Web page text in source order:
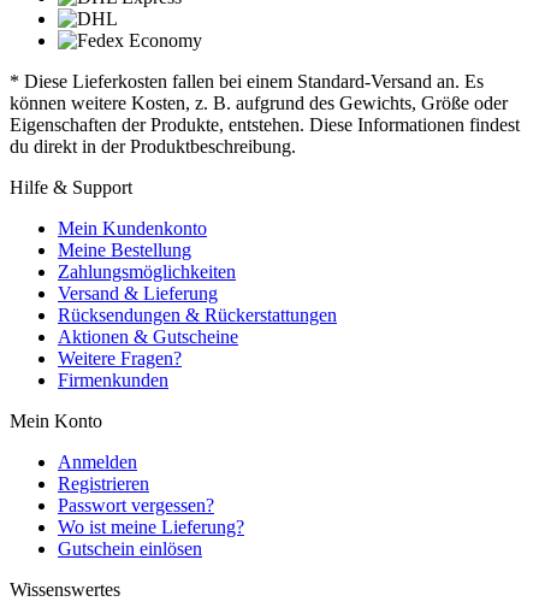
* Diese Lieferkosten fallen bei einem Standard-Versand an. Es
können weitere Kosten, z. B. aufgrund des Gewichts, Größe oder
Eigenschaften der Produkte, entstehen. Diese Informationen findest
du direkt in der Produktbeschreibung.
Hilfe & Support
Mein Kundenkonto
Meine Bestellung
Zahlungsmöglichkeiten
Versand & Lieferung
Rücksendungen & Rückerstattungen
Aktionen & Gutscheine
Weitere Fragen?
Firmenkunden
Mein Konto
Anmelden
Registrieren
Passwort vergessen?
Wo ist meine Lieferung?
Gutschein einlösen
Wissenswertes